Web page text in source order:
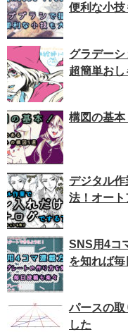
便利な小技
グラデー
超簡単お
構図の基
デジタル
法！オート
SNS用4コ
を知れば
パースの取
した